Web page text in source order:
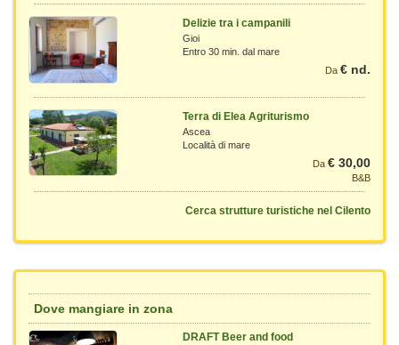
Delizie tra i campanili
Gioi
Entro 30 min. dal mare
Da € nd.
Terra di Elea Agriturismo
Ascea
Località di mare
Da € 30,00
B&B
Cerca strutture turistiche nel Cilento
Dove mangiare in zona
DRAFT Beer and food